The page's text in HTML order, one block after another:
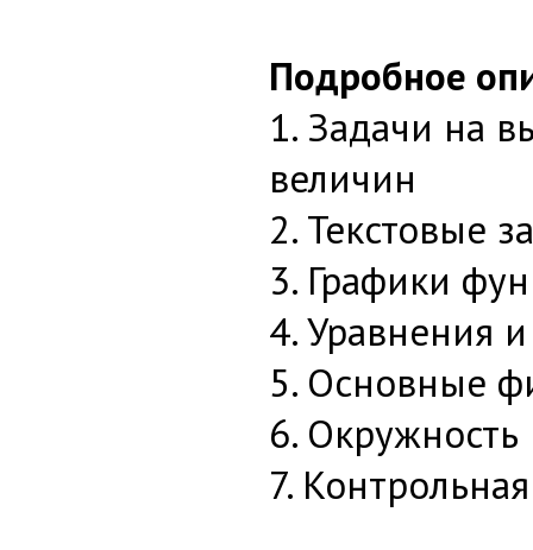
Подробное
1. Задачи на
величин
2. Текстовые
3. Графики
4. Уравнения
5. Основные
6. Окружность
7.